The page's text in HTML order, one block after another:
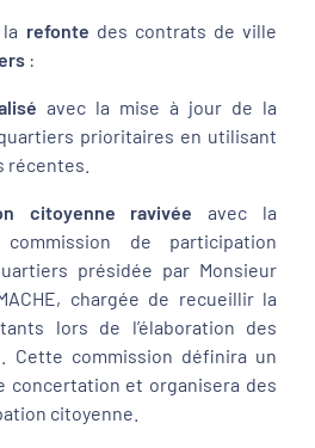
refonte des contrats de ville
:
avec la mise à jour de la
prioritaires en utilisant
récentes.
citoyenne ravivée avec la
commission de participation
présidée par Monsieur
chargée de recueillir la
lors de l’élaboration des
Cette commission définira un
concertation et organisera des
citoyenne.